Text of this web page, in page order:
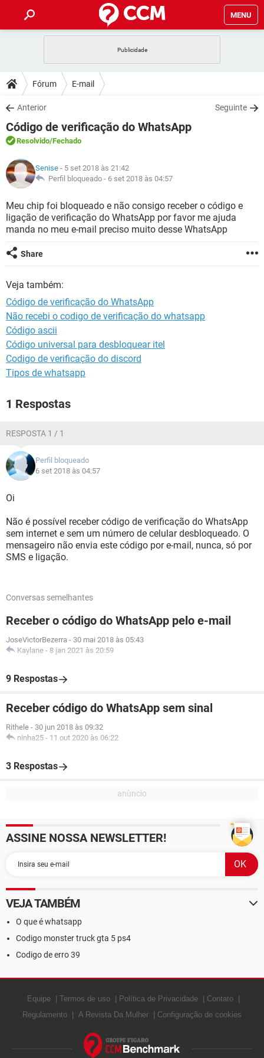
MENU
CELULAR
OUTLOOK
INSTAGRAM GMAIL
GUIA DE COMPRAS
DICAS
JOGOS
OUTLOOK
INSTAGRAM
GUIA DE COMPRAS
DOWNLOADS
JOGOS WHATSAPP
CELULAR
OUTLOOK
INSTAGRAM
GUIA DE COMPRAS
FÓRUM
JOGOS
CELULAR FACEBOOK
INSTAGRAM GMAIL
GLOSSÁRIO
JOGOS
CELULAR FACEBOOK
OUTLOOK EXCEL
INSTAGRAM
Fórum E-mail
Anterior Seguinte
Código de verificação do WhatsApp
Resolvido/Fechado
Senise - 5 set 2018 às 21:42
Perfil bloqueado - 6 set 2018 às 04:57
Meu chip foi bloqueado e não consigo receber o código e
ligação de verificação do WhatsApp por favor me ajuda
manda no meu e-mail preciso muito desse WhatsApp
Share
Veja também:
Código de verificação do WhatsApp
Não recebi o codigo de verificação do whatsapp
Código ascii
Código universal para desbloquear itel
Codigo de verificação do discord
Tipos de whatsapp
1 Respostas
RESPOSTA 1 / 1
Perfil bloqueado
6 set 2018 às 04:57
Oi
Não é possível receber código de verificação do WhatsApp
sem internet e sem um número de celular desbloqueado. O
mensageiro não envia este código por e-mail, nunca, só por
SMS e ligação.
Conversas semelhantes
Receber o código do WhatsApp pelo e-mail
JoseVictorBezerra - 30 mai 2018 às 05:43
Kaylane - 8 jan 2021 às 20:59
9 Respostas
Receber código do WhatsApp sem sinal
Rithele - 30 jun 2018 às 09:32
ninha25 - 11 out 2020 às 06:22
3 Respostas
ASSINE NOSSA NEWSLETTER!
VEJA TAMBÉM
O que é whatsapp
Codigo monster truck gta 5 ps4
Codigo de erro 39
Equipe Termos de uso Política de Privacidade
Contato
Regulamento
A Revista Da Mulher Configuração de cookies